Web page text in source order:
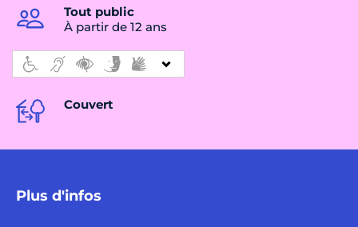
Tout public
À partir de 12 ans
Couvert
Plus d'infos